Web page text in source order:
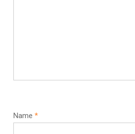
Name *